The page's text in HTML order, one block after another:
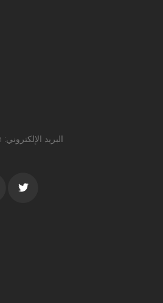
البريد الإلكتروني: jjhuirong@jjhrt.com.cn